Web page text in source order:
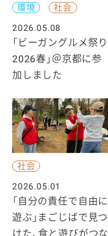
環境
社会
2026.05.08
「ビーガングルメ祭り
2026春」＠京都に参
加しました
社会
2026.05.01
「自分の責任で自由に
遊ぶ」まごじばで見つ
けた、食と遊びがつな